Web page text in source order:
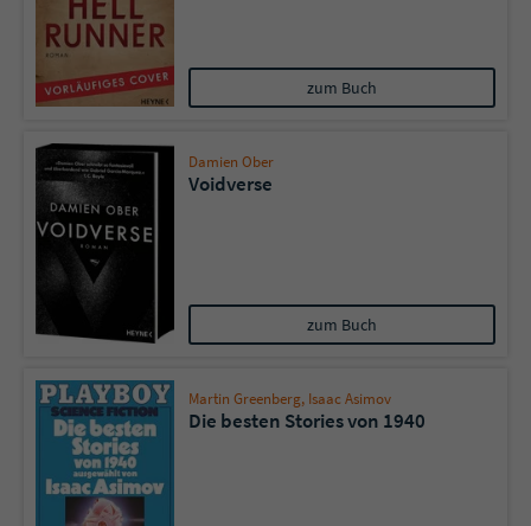
zum Buch
Damien Ober
Voidverse
zum Buch
Martin Greenberg, Isaac Asimov
Die besten Stories von 1940